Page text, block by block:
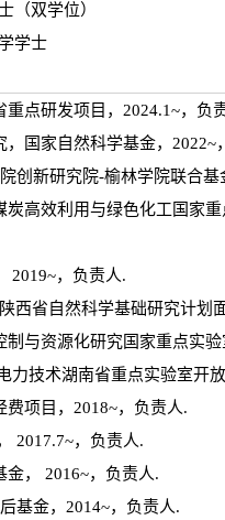
（双学位）
学士
点研发项目，2024.1~，负
国家自然科学基金，2022~
创新研究院-榆林学院联合基
高效利用与绿色化工国家
2019~，负责人.
西省自然科学基础研究计划
与资源化研究国家重点实
技术湖南省重点实验室开
项目，2018~，负责人.
2017.7~，负责人.
， 2016~，负责人.
基金，2014~，负责人.